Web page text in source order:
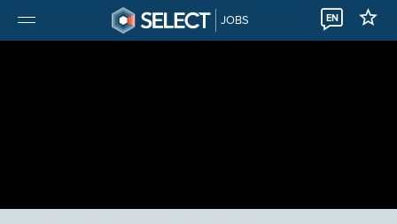
JOBS EN